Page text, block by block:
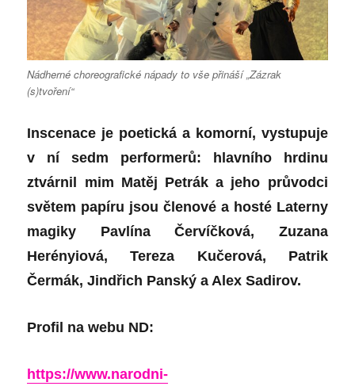
Nádherné choreografické nápady to vše přináší „Zázrak
(s)tvoření“
Inscenace je poetická a komorní, vystupuje
v ní sedm performerů: hlavního hrdinu
ztvárnil mim Matěj Petrák a jeho průvodci
světem papíru jsou členové a hosté Laterny
magiky Pavlína Červíčková, Zuzana
Herényiová, Tereza Kučerová, Patrik
Čermák, Jindřich Panský a Alex Sadirov.
Profil na webu ND:
https://www.narodni-